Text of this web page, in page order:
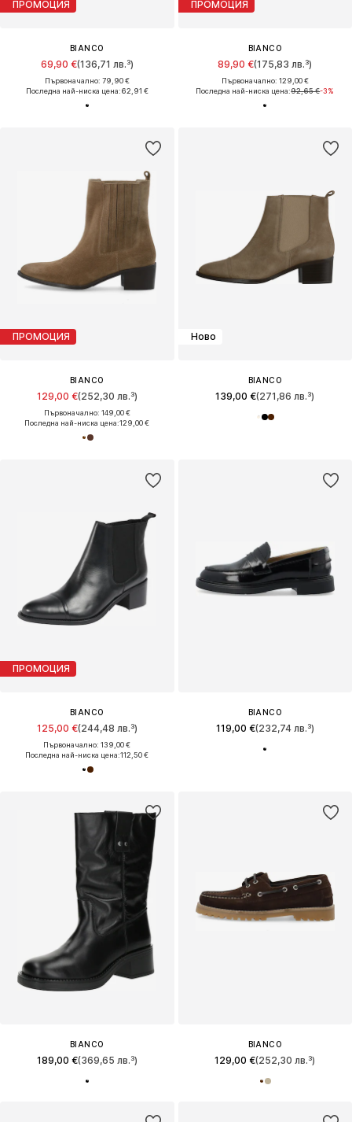
ПРОМОЦИЯ
BIANCO
69,90 €(136,71 лв.³)
Първоначално: 79,90 €
Последна най-ниска цена:62,91 €
ПРОМОЦИЯ
BIANCO
89,90 €(175,83 лв.³)
Първоначално: 129,00 €
Последна най-ниска цена:92,65 €-3%
ПРОМОЦИЯ
BIANCO
129,00 €(252,30 лв.³)
Първоначално: 149,00 €
Последна най-ниска цена:129,00 €
Ново
BIANCO
139,00 €(271,86 лв.³)
ПРОМОЦИЯ
BIANCO
125,00 €(244,48 лв.³)
Първоначално: 139,00 €
Последна най-ниска цена:112,50 €
BIANCO
119,00 €(232,74 лв.³)
BIANCO
189,00 €(369,65 лв.³)
BIANCO
129,00 €(252,30 лв.³)